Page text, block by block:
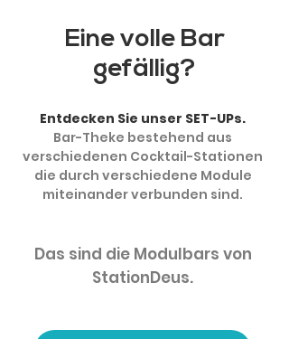
Eine volle Bar
gefällig?
Entdecken Sie unser SET-UPs.
Bar-Theke bestehend aus
verschiedenen Cocktail-Stationen
die durch verschiedene Module
miteinander verbunden sind.
Das sind die Modulbars von
StationDeus.